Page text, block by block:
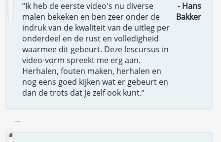
“Ik heb de eerste video's nu diverse
malen bekeken en ben zeer onder de
indruk van de kwaliteit van de uitleg per
onderdeel en de rust en volledigheid
waarmee dit gebeurt. Deze lescursus in
video-vorm spreekt me erg aan.
Herhalen, fouten maken, herhalen en
nog eens goed kijken wat er gebeurt en
dan de trots dat je zelf ook kunt.”
- Hans
Bakker